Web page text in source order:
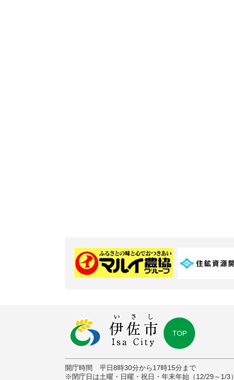
TOP
開庁時間 平日8時30分から17時15分まで
※閉庁日は土曜・日曜・祝日・年末年始（12/29～1/3）